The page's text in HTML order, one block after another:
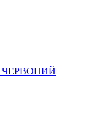
ЧЕРВОНИЙ